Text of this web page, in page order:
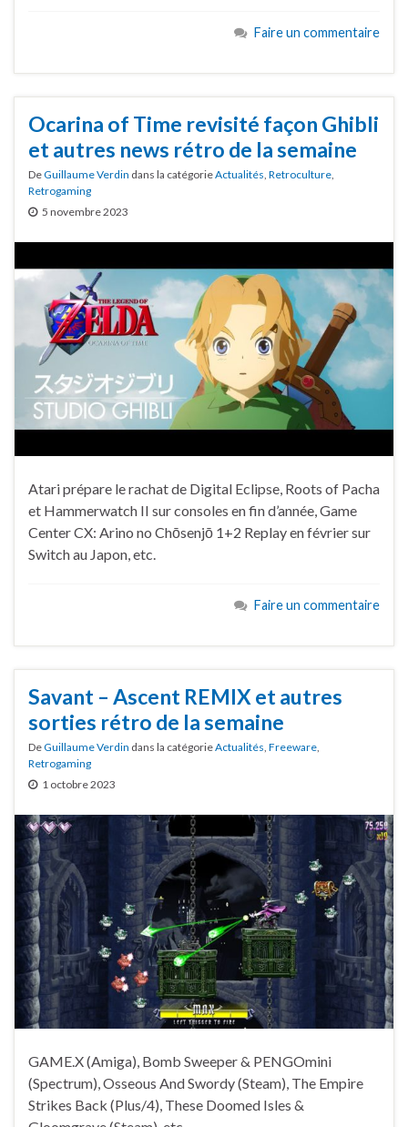
Faire un commentaire
Ocarina of Time revisité façon Ghibli
et autres news rétro de la semaine
DeGuillaume Verdin dans la catégorieActualités, Retroculture,
Retrogaming
5 novembre 2023
Atari prépare le rachat de Digital Eclipse, Roots of Pacha
et Hammerwatch II sur consoles en fin d’année, Game
Center CX: Arino no Chōsenjō 1+2 Replay en février sur
Switch au Japon, etc.
Faire un commentaire
Savant – Ascent REMIX et autres
sorties rétro de la semaine
DeGuillaume Verdin dans la catégorieActualités, Freeware,
Retrogaming
1 octobre 2023
GAME.X (Amiga), Bomb Sweeper & PENGOmini
(Spectrum), Osseous And Swordy (Steam), The Empire
Strikes Back (Plus/4), These Doomed Isles &